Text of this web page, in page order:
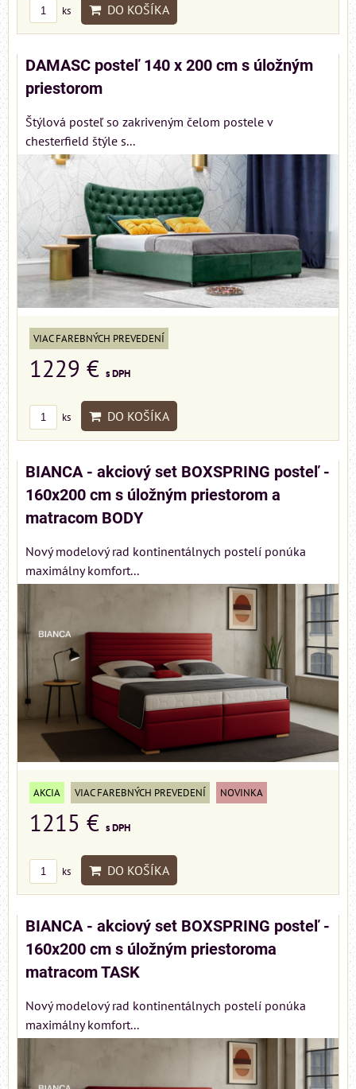
ks DO KOŠÍKA
DAMASC posteľ 140 x 200 cm s úložným
priestorom
Štýlová posteľ so zakriveným čelom postele v
chesterfield štýle s...
VIAC FAREBNÝCH PREVEDENÍ
1229 € s DPH
ks DO KOŠÍKA
BIANCA - akciový set BOXSPRING posteľ -
160x200 cm s úložným priestorom a
matracom BODY
Nový modelový rad kontinentálnych postelí ponúka
maximálny komfort...
AKCIA VIAC FAREBNÝCH PREVEDENÍ NOVINKA
1215 € s DPH
ks DO KOŠÍKA
BIANCA - akciový set BOXSPRING posteľ -
160x200 cm s úložným priestoroma
matracom TASK
Nový modelový rad kontinentálnych postelí ponúka
maximálny komfort...